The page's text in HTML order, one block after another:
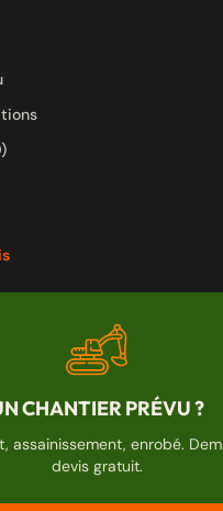
CHANTIER PRÉVU ?
assainissement, enrobé.
devis gratuit.